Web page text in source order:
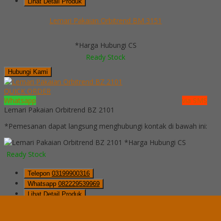
Lemari Pakaian Orbitrend BM 3151
*Harga Hubungi CS
Ready Stock
Hubungi Kami
QUICK ORDER
Whatsapp
via SMS
Lemari Pakaian Orbitrend BZ 2101
*Pemesanan dapat langsung menghubungi kontak di bawah ini:
*Harga Hubungi CS
Ready Stock
Telepon 03199900316
Whatsapp 082229539969
Lihat Detail Produk